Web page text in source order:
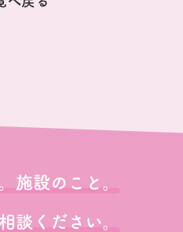
施設のこと。
談ください。